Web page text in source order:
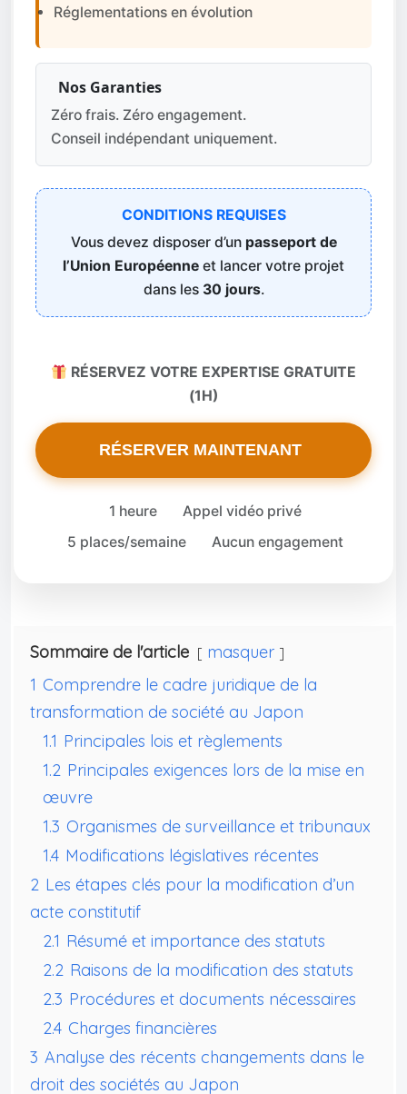
Réglementations en évolution
Nos Garanties
Zéro frais. Zéro engagement.
Conseil indépendant uniquement.
CONDITIONS REQUISES
Vous devez disposer d’un passeport de
l’Union Européenne et lancer votre projet
dans les 30 jours.
RÉSERVEZ VOTRE EXPERTISE GRATUITE
(1H)
RÉSERVER MAINTENANT
1 heure
Appel vidéo privé
5 places/semaine
Aucun engagement
Sommaire de l'article
masquer
1 Comprendre le cadre juridique de la
transformation de société au Japon
1.1 Principales lois et règlements
1.2 Principales exigences lors de la mise en
œuvre
1.3 Organismes de surveillance et tribunaux
1.4 Modifications législatives récentes
2 Les étapes clés pour la modification d’un
acte constitutif
2.1 Résumé et importance des statuts
2.2 Raisons de la modification des statuts
2.3 Procédures et documents nécessaires
2.4 Charges financières
3 Analyse des récents changements dans le
droit des sociétés au Japon